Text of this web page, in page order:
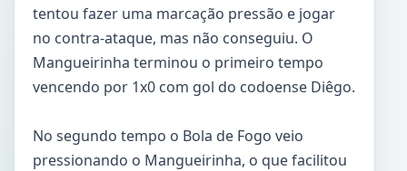
tentou fazer uma marcação pressão e jogar
no contra-ataque, mas não conseguiu. O
Mangueirinha terminou o primeiro tempo
vencendo por 1x0 com gol do codoense Diêgo.
No segundo tempo o Bola de Fogo veio
pressionando o Mangueirinha, o que facilitou